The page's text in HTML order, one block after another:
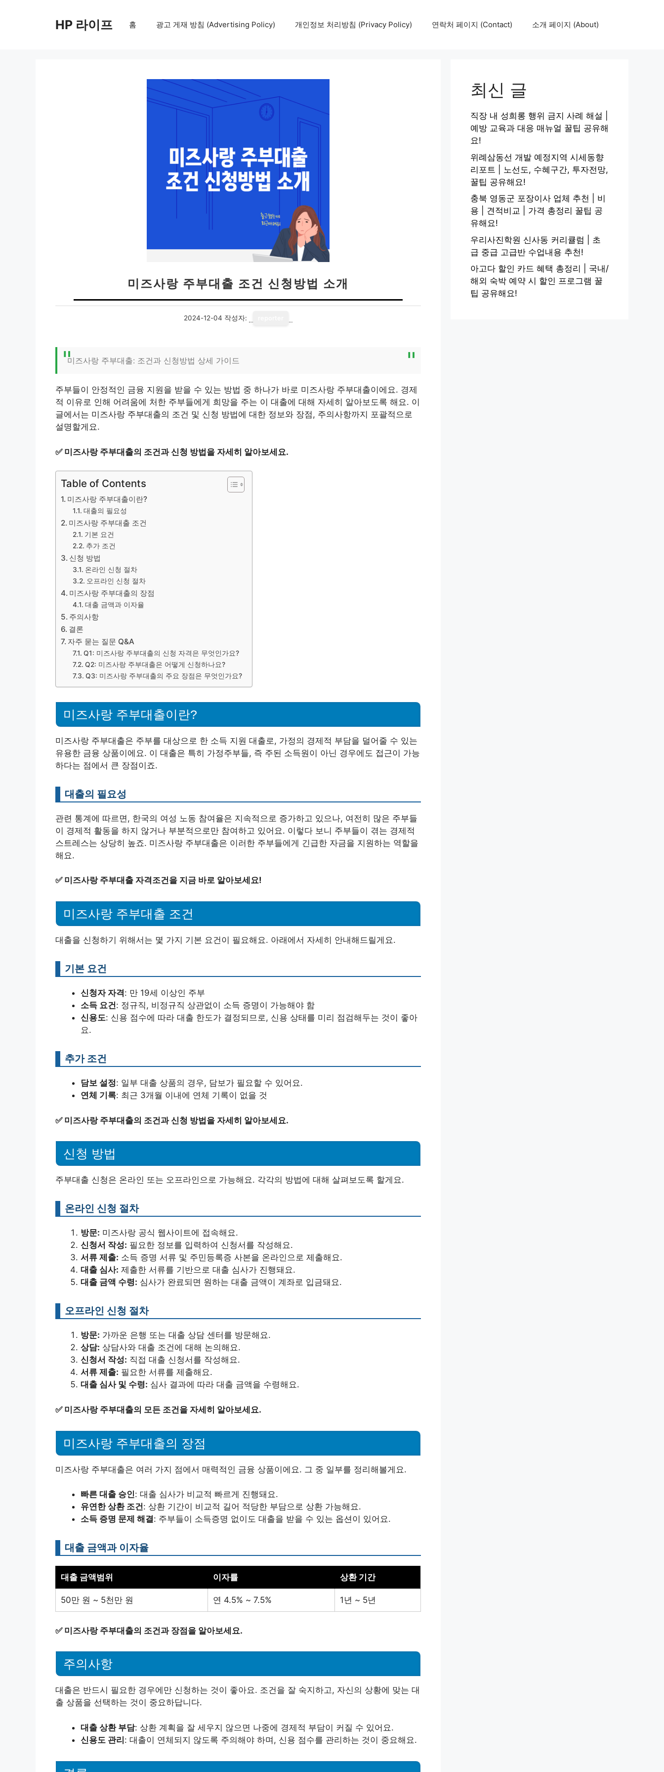
HP 라이프 홈 광고 게재 방침 (Advertising Policy) 개인정보 처리방침 (Privacy Policy) 연락처 페이지 (Contact) 소개 페이지 (About)
미즈사랑 주부대출 조건 신청방법 소개
2024-12-04 작성자:
미즈사랑 주부대출: 조건과 신청방법 상세 가이드
주부들이 안정적인 금융 지원을 받을 수 있는 방법 중 하나가 바로 미즈사랑 주부대출이에요. 경제
적 이유로 인해 어려움에 처한 주부들에게 희망을 주는 이 대출에 대해 자세히 알아보도록 해요. 이
글에서는 미즈사랑 주부대출의 조건 및 신청 방법에 대한 정보와 장점, 주의사항까지 포괄적으로
설명할게요.
✅ 미즈사랑 주부대출의 조건과 신청 방법을 자세히 알아보세요.
Table of Contents
미즈사랑 주부대출이란?
대출의 필요성
미즈사랑 주부대출 조건
기본 요건
추가 조건
신청 방법
온라인 신청 절차
오프라인 신청 절차
미즈사랑 주부대출의 장점
대출 금액과 이자율
주의사항
결론
자주 묻는 질문 Q&A
Q1: 미즈사랑 주부대출의 신청 자격은 무엇인가요?
Q2: 미즈사랑 주부대출은 어떻게 신청하나요?
Q3: 미즈사랑 주부대출의 주요 장점은 무엇인가요?
미즈사랑 주부대출이란?
미즈사랑 주부대출은 주부를 대상으로 한 소득 지원 대출로, 가정의 경제적 부담을 덜어줄 수 있는
유용한 금융 상품이에요. 이 대출은 특히 가정주부들, 즉 주된 소득원이 아닌 경우에도 접근이 가능
하다는 점에서 큰 장점이죠.
대출의 필요성
관련 통계에 따르면, 한국의 여성 노동 참여율은 지속적으로 증가하고 있으나, 여전히 많은 주부들
이 경제적 활동을 하지 않거나 부분적으로만 참여하고 있어요. 이렇다 보니 주부들이 겪는 경제적
스트레스는 상당히 높죠. 미즈사랑 주부대출은 이러한 주부들에게 긴급한 자금을 지원하는 역할을
해요.
✅ 미즈사랑 주부대출 자격조건을 지금 바로 알아보세요!
미즈사랑 주부대출 조건
대출을 신청하기 위해서는 몇 가지 기본 요건이 필요해요. 아래에서 자세히 안내해드릴게요.
기본 요건
신청자 자격: 만 19세 이상인 주부
소득 요건: 정규직, 비정규직 상관없이 소득 증명이 가능해야 함
신용도: 신용 점수에 따라 대출 한도가 결정되므로, 신용 상태를 미리 점검해두는 것이 좋아
요.
추가 조건
담보 설정: 일부 대출 상품의 경우, 담보가 필요할 수 있어요.
연체 기록: 최근 3개월 이내에 연체 기록이 없을 것
✅ 미즈사랑 주부대출의 조건과 신청 방법을 자세히 알아보세요.
신청 방법
주부대출 신청은 온라인 또는 오프라인으로 가능해요. 각각의 방법에 대해 살펴보도록 할게요.
온라인 신청 절차
방문: 미즈사랑 공식 웹사이트에 접속해요.
신청서 작성: 필요한 정보를 입력하여 신청서를 작성해요.
서류 제출: 소득 증명 서류 및 주민등록증 사본을 온라인으로 제출해요.
대출 심사: 제출한 서류를 기반으로 대출 심사가 진행돼요.
대출 금액 수령: 심사가 완료되면 원하는 대출 금액이 계좌로 입금돼요.
오프라인 신청 절차
방문: 가까운 은행 또는 대출 상담 센터를 방문해요.
상담: 상담사와 대출 조건에 대해 논의해요.
신청서 작성: 직접 대출 신청서를 작성해요.
서류 제출: 필요한 서류를 제출해요.
대출 심사 및 수령: 심사 결과에 따라 대출 금액을 수령해요.
✅ 미즈사랑 주부대출의 모든 조건을 자세히 알아보세요.
미즈사랑 주부대출의 장점
미즈사랑 주부대출은 여러 가지 점에서 매력적인 금융 상품이에요. 그 중 일부를 정리해볼게요.
빠른 대출 승인: 대출 심사가 비교적 빠르게 진행돼요.
유연한 상환 조건: 상환 기간이 비교적 길어 적당한 부담으로 상환 가능해요.
소득 증명 문제 해결: 주부들이 소득증명 없이도 대출을 받을 수 있는 옵션이 있어요.
대출 금액과 이자율
대출 금액범위 이자률 상환 기간
50만 원 ~ 5천만 원 연 4.5% ~ 7.5% 1년 ~ 5년
✅ 미즈사랑 주부대출의 조건과 장점을 알아보세요.
주의사항
대출은 반드시 필요한 경우에만 신청하는 것이 좋아요. 조건을 잘 숙지하고, 자신의 상황에 맞는 대
출 상품을 선택하는 것이 중요하답니다.
대출 상환 부담: 상환 계획을 잘 세우지 않으면 나중에 경제적 부담이 커질 수 있어요.
신용도 관리: 대출이 연체되지 않도록 주의해야 하며, 신용 점수를 관리하는 것이 중요해요.
최신 글
직장 내 성희롱 행위 금지 사례 해설 |
예방 교육과 대응 매뉴얼 꿀팁 공유해
요!
위례삼동선 개발 예정지역 시세동향
리포트 | 노선도, 수혜구간, 투자전망,
꿀팁 공유해요!
충북 영동군 포장이사 업체 추천 | 비
용 | 견적비교 | 가격 총정리 꿀팁 공
유해요!
우리사진학원 신사동 커리큘럼 | 초
급 중급 고급반 수업내용 추천!
아고다 할인 카드 혜택 총정리 | 국내/
해외 숙박 예약 시 할인 프로그램 꿀
팁 공유해요!